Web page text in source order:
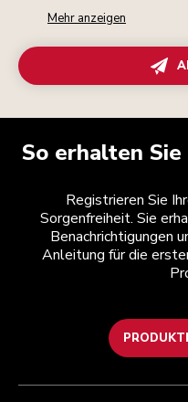
Mehr anzeigen
So erhalten
Registrieren Sie
Sorgenfreiheit. Sie
Benachrichtigungen
Anleitung für die
Kundenservice
Teilnahmebedingungen
Die Marke
Händlersuche